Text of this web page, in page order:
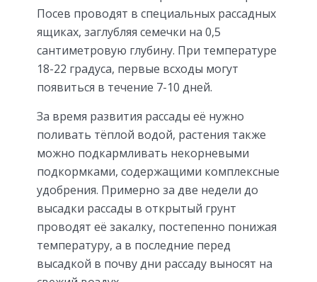
Посев проводят в специальных рассадных
ящиках, заглубляя семечки на 0,5
сантиметровую глубину. При температуре
18-22 градуса, первые всходы могут
появиться в течение 7-10 дней.
За время развития рассады её нужно
поливать тёплой водой, растения также
можно подкармливать некорневыми
подкормками, содержащими комплексные
удобрения. Примерно за две недели до
высадки рассады в открытый грунт
проводят её закалку, постепенно понижая
температуру, а в последние перед
высадкой в почву дни рассаду выносят на